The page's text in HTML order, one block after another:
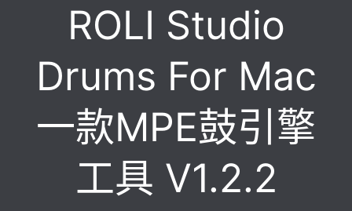
ROLI Studio
Drums For Mac
一款MPE鼓引擎
工具 V1.2.2